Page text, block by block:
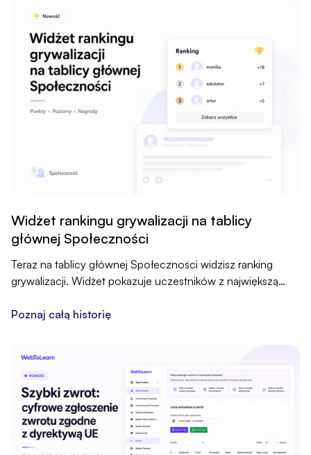
Widżet rankingu grywalizacji na tablicy
głównej Społeczności
Teraz na tablicy głównej Społeczności widzisz ranking
grywalizacji. Widżet pokazuje uczestników z największą
wyników.
Poznaj całą historię